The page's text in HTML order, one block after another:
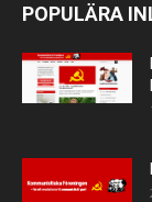
POPULÄRA